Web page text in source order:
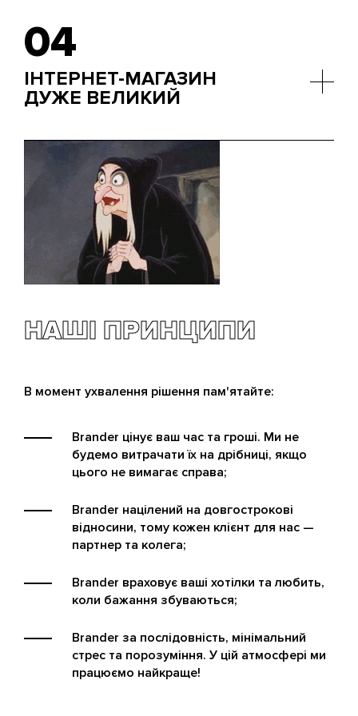
інструменти, які дозволяють додавати певний
функціонал і забезпечують взаємодію з
користувачем, недоступну для Android.
04
ІНТЕРНЕТ-МАГАЗИН
ДУЖЕ ВЕЛИКИЙ
програм. Опинитися в такій великій "сім'ї"
спочатку трохи страшнувато, але ви зможете
освоїтися і теж станете успішним, перебуваючи в
компанії з найкращими.
НАШІ ПРИНЦИПИ
В момент ухвалення рішення пам'ятайте:
Brander цінує ваш час та гроші. Ми не
будемо витрачати їх на дрібниці, якщо
цього не вимагає справа;
Brander націлений на довгострокові
відносини, тому кожен клієнт для нас —
партнер та колега;
Brander враховує ваші хотілки та любить,
коли бажання збуваються;
Brander за послідовність, мінімальний
стрес та порозуміння. У цій атмосфері ми
працюємо найкраще!